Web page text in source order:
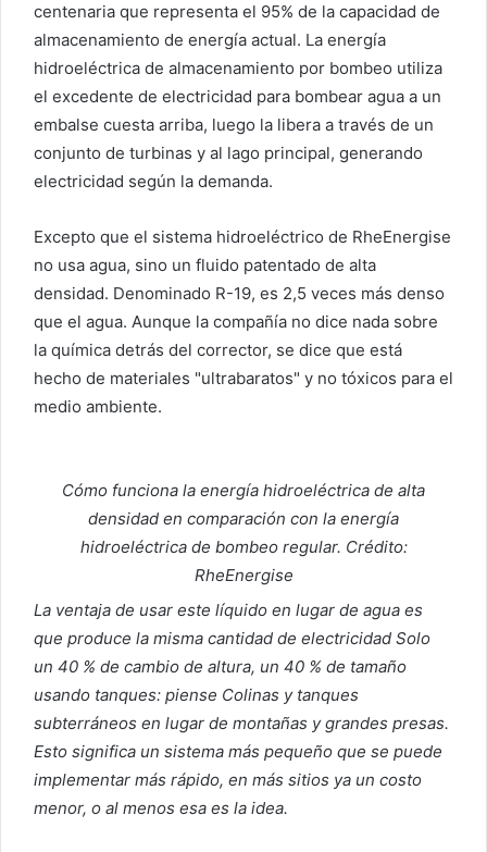
l
e
c
t
r
n
i
c
o
centenaria que representa el 95% de la capacidad de
almacenamiento de energía actual. La energía
hidroeléctrica de almacenamiento por bombeo utiliza
el excedente de electricidad para bombear agua a un
embalse cuesta arriba, luego la libera a través de un
conjunto de turbinas y al lago principal, generando
electricidad según la demanda.
Excepto que el sistema hidroeléctrico de RheEnergise
no usa agua, sino un fluido patentado de alta
densidad. Denominado R-19, es 2,5 veces más denso
que el agua. Aunque la compañía no dice nada sobre
la química detrás del corrector, se dice que está
hecho de materiales "ultrabaratos" y no tóxicos para el
medio ambiente.
Cómo funciona la energía hidroeléctrica de alta
densidad en comparación con la energía
hidroeléctrica de bombeo regular. Crédito:
RheEnergise
La ventaja de usar este líquido en lugar de agua es
que produce la misma cantidad de electricidad Solo
un 40 % de cambio de altura, un 40 % de tamaño
usando tanques: piense Colinas y tanques
subterráneos en lugar de montañas y grandes presas.
Esto significa un sistema más pequeño que se puede
implementar más rápido, en más sitios ya un costo
menor, o al menos esa es la idea.